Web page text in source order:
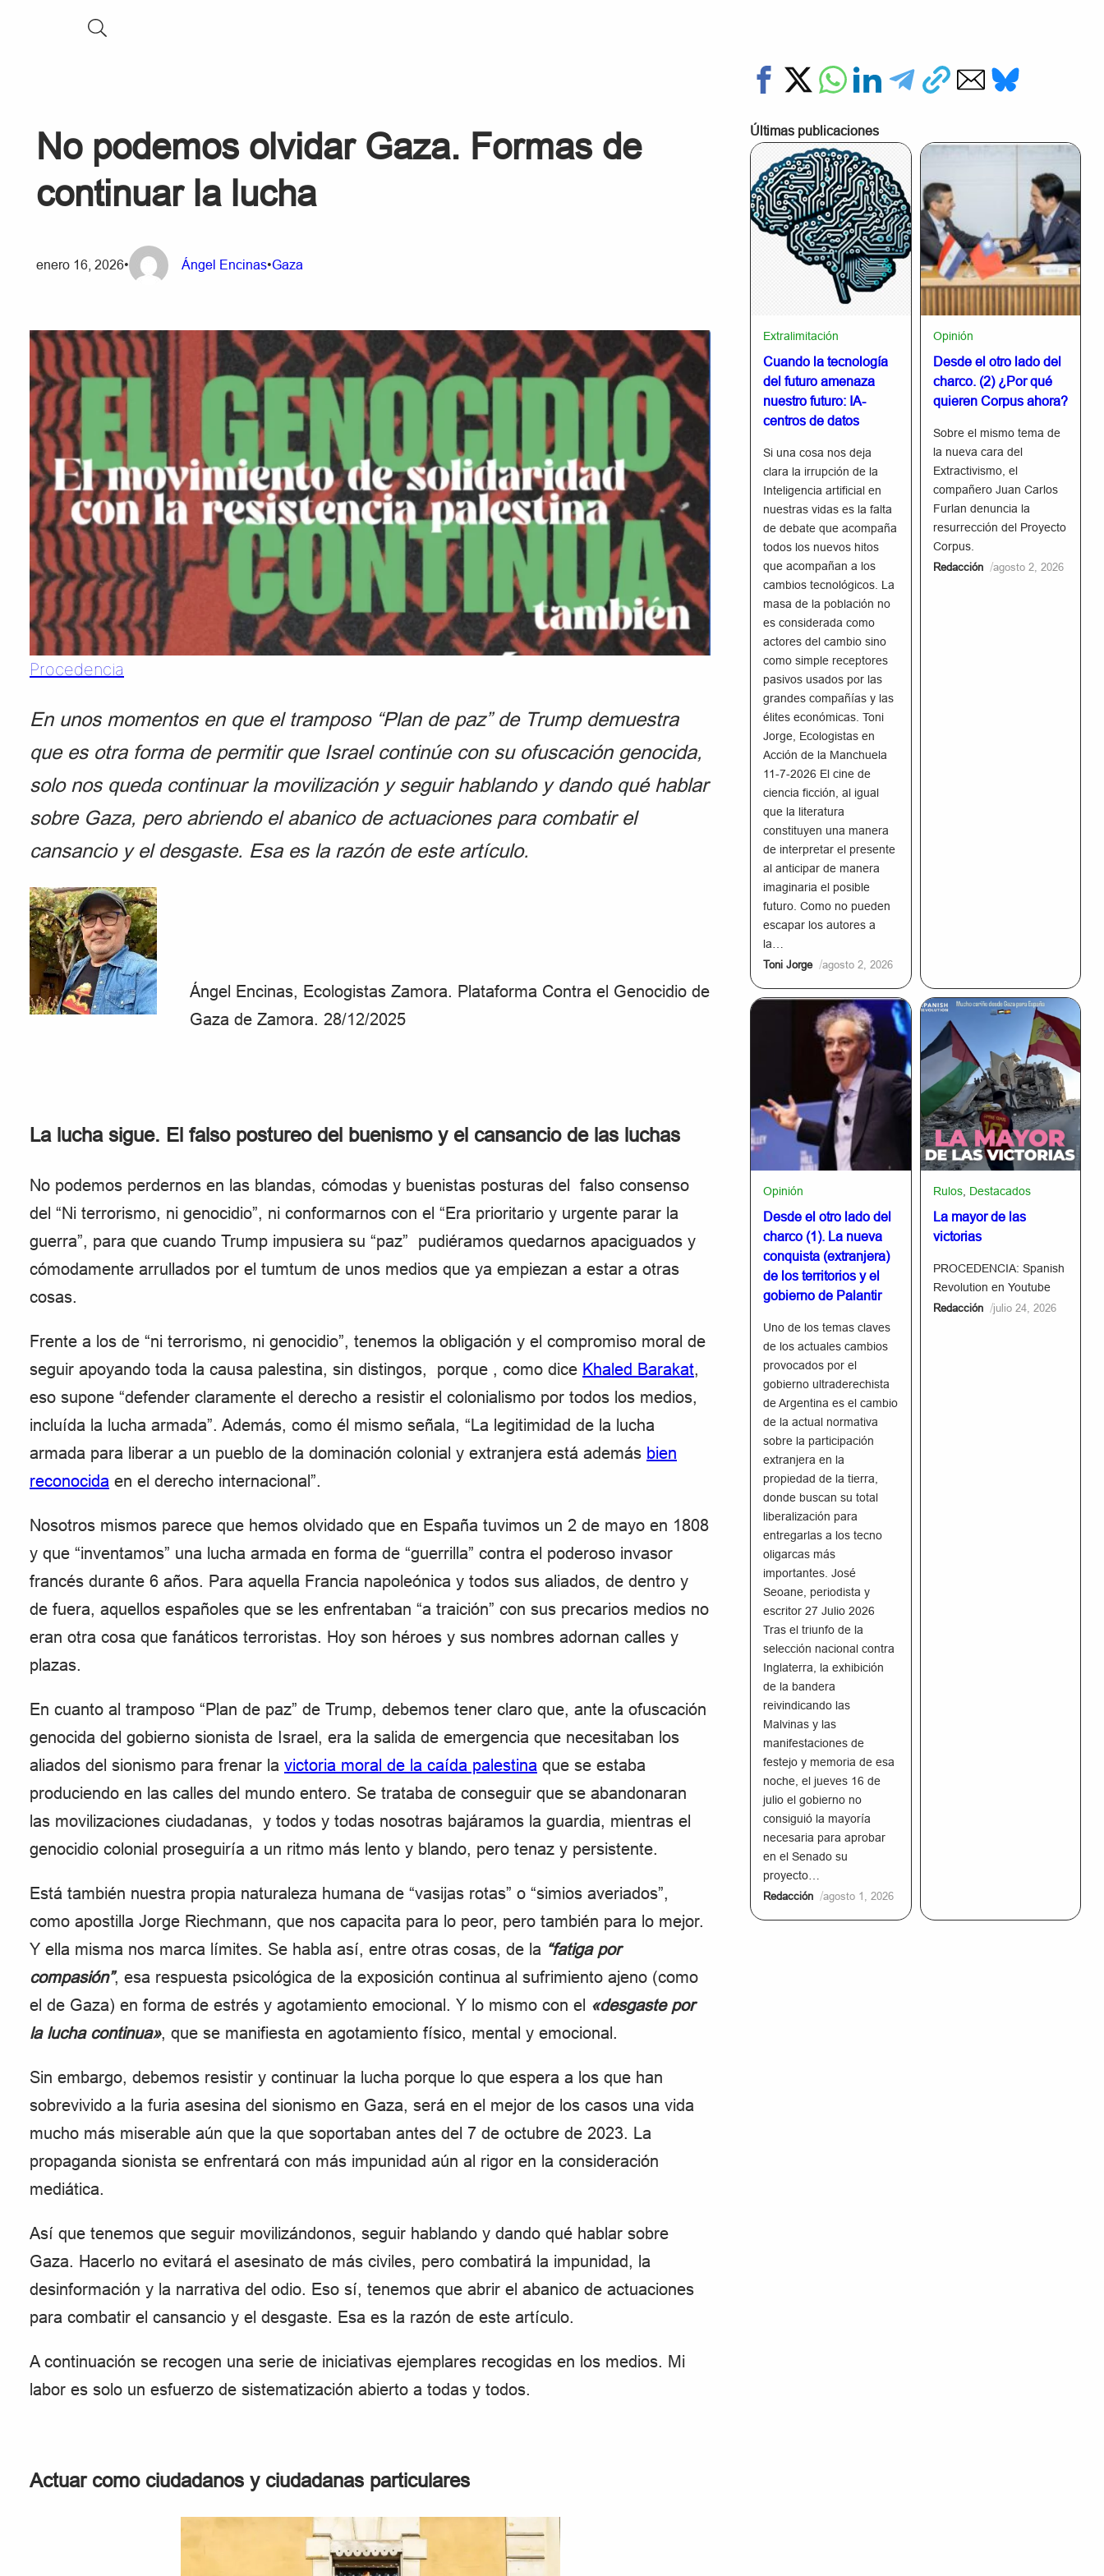
No podemos olvidar Gaza. Formas de
continuar la lucha
enero 16, 2026• Ángel Encinas•Gaza
Procedencia
En unos momentos en que el tramposo “Plan de paz” de Trump demuestra
que es otra forma de permitir que Israel continúe con su ofuscación genocida,
solo nos queda continuar la movilización y seguir hablando y dando qué hablar
sobre Gaza, pero abriendo el abanico de actuaciones para combatir el
cansancio y el desgaste. Esa es la razón de este artículo.
Ángel Encinas, Ecologistas Zamora. Plataforma Contra el Genocidio de
Gaza de Zamora. 28/12/2025
La lucha sigue. El falso postureo del buenismo y el cansancio de las luchas
No podemos perdernos en las blandas, cómodas y buenistas posturas del falso consenso
del “Ni terrorismo, ni genocidio”, ni conformarnos con el “Era prioritario y urgente parar la
guerra”, para que cuando Trump impusiera su “paz” pudiéramos quedarnos apaciguados y
cómodamente arrullados por el tumtum de unos medios que ya empiezan a estar a otras
cosas.
Frente a los de “ni terrorismo, ni genocidio”, tenemos la obligación y el compromiso moral de
seguir apoyando toda la causa palestina, sin distingos, porque , como dice Khaled Barakat,
eso supone “defender claramente el derecho a resistir el colonialismo por todos los medios,
incluída la lucha armada”. Además, como él mismo señala, “La legitimidad de la lucha
armada para liberar a un pueblo de la dominación colonial y extranjera está además bien
reconocida en el derecho internacional”.
Nosotros mismos parece que hemos olvidado que en España tuvimos un 2 de mayo en 1808
y que “inventamos” una lucha armada en forma de “guerrilla” contra el poderoso invasor
francés durante 6 años. Para aquella Francia napoleónica y todos sus aliados, de dentro y
de fuera, aquellos españoles que se les enfrentaban “a traición” con sus precarios medios no
eran otra cosa que fanáticos terroristas. Hoy son héroes y sus nombres adornan calles y
plazas.
En cuanto al tramposo “Plan de paz” de Trump, debemos tener claro que, ante la ofuscación
genocida del gobierno sionista de Israel, era la salida de emergencia que necesitaban los
aliados del sionismo para frenar la victoria moral de la caída palestina que se estaba
produciendo en las calles del mundo entero. Se trataba de conseguir que se abandonaran
las movilizaciones ciudadanas, y todos y todas nosotras bajáramos la guardia, mientras el
genocidio colonial proseguiría a un ritmo más lento y blando, pero tenaz y persistente.
Está también nuestra propia naturaleza humana de “vasijas rotas” o “simios averiados”,
como apostilla Jorge Riechmann, que nos capacita para lo peor, pero también para lo mejor.
Y ella misma nos marca límites. Se habla así, entre otras cosas, de la “fatiga por
compasión”, esa respuesta psicológica de la exposición continua al sufrimiento ajeno (como
el de Gaza) en forma de estrés y agotamiento emocional. Y lo mismo con el «desgaste por
la lucha continua», que se manifiesta en agotamiento físico, mental y emocional.
Sin embargo, debemos resistir y continuar la lucha porque lo que espera a los que han
sobrevivido a la furia asesina del sionismo en Gaza, será en el mejor de los casos una vida
mucho más miserable aún que la que soportaban antes del 7 de octubre de 2023. La
propaganda sionista se enfrentará con más impunidad aún al rigor en la consideración
mediática.
Así que tenemos que seguir movilizándonos, seguir hablando y dando qué hablar sobre
Gaza. Hacerlo no evitará el asesinato de más civiles, pero combatirá la impunidad, la
desinformación y la narrativa del odio. Eso sí, tenemos que abrir el abanico de actuaciones
para combatir el cansancio y el desgaste. Esa es la razón de este artículo.
A continuación se recogen una serie de iniciativas ejemplares recogidas en los medios. Mi
labor es solo un esfuerzo de sistematización abierto a todas y todos.
Actuar como ciudadanos y ciudadanas particulares
Últimas publicaciones
Extralimitación
Cuando la tecnología
del futuro amenaza
nuestro futuro: IA-
centros de datos
Si una cosa nos deja
clara la irrupción de la
Inteligencia artificial en
nuestras vidas es la falta
de debate que acompaña
todos los nuevos hitos
que acompañan a los
cambios tecnológicos. La
masa de la población no
es considerada como
actores del cambio sino
como simple receptores
pasivos usados por las
grandes compañías y las
élites económicas. Toni
Jorge, Ecologistas en
Acción de la Manchuela
11-7-2026 El cine de
ciencia ficción, al igual
que la literatura
constituyen una manera
de interpretar el presente
al anticipar de manera
imaginaria el posible
futuro. Como no pueden
escapar los autores a
la…
Toni Jorge /agosto 2, 2026
Opinión
Desde el otro lado del
charco. (2) ¿Por qué
quieren Corpus ahora?
Sobre el mismo tema de
la nueva cara del
Extractivismo, el
compañero Juan Carlos
Furlan denuncia la
resurrección del Proyecto
Corpus.
Redacción /agosto 2, 2026
Opinión
Desde el otro lado del
charco (1). La nueva
conquista (extranjera)
de los territorios y el
gobierno de Palantir
Uno de los temas claves
de los actuales cambios
provocados por el
gobierno ultraderechista
de Argentina es el cambio
de la actual normativa
sobre la participación
extranjera en la
propiedad de la tierra,
donde buscan su total
liberalización para
entregarlas a los tecno
oligarcas más
importantes. José
Seoane, periodista y
escritor 27 Julio 2026
Tras el triunfo de la
selección nacional contra
Inglaterra, la exhibición
de la bandera
reivindicando las
Malvinas y las
manifestaciones de
festejo y memoria de esa
noche, el jueves 16 de
julio el gobierno no
consiguió la mayoría
necesaria para aprobar
en el Senado su
proyecto…
Redacción /agosto 1, 2026
Rulos, Destacados
La mayor de las
victorias
PROCEDENCIA: Spanish
Revolution en Youtube
Redacción /julio 24, 2026